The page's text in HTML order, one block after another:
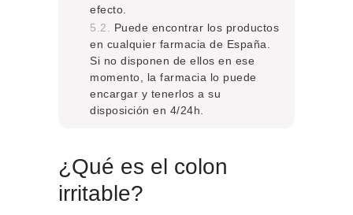
efecto.
Puede encontrar los productos
en cualquier farmacia de España.
Si no disponen de ellos en ese
momento, la farmacia lo puede
encargar y tenerlos a su
disposición en 4/24h.
¿Qué es el colon
irritable?